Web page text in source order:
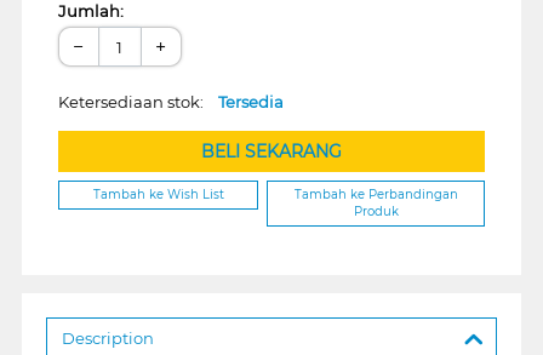
Jumlah:
− +
Ketersediaan stok: Tersedia
BELI SEKARANG
Tambah ke Wish List
Tambah ke Perbandingan
Produk
Description